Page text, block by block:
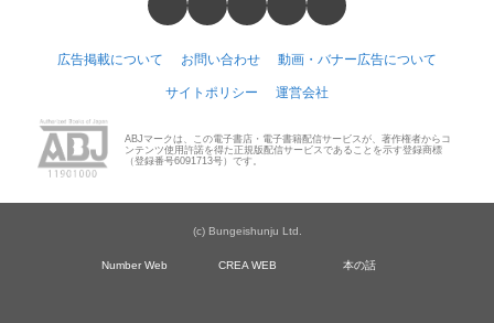
広告掲載について お問い合わせ 動画・バナー広告について
サイトポリシー 運営会社
ABJマークは、この電子書店・電子書籍配信サービスが、著作権者からコ
ンテンツ使用許諾を得た正規版配信サービスであることを示す登録商標
（登録番号6091713号）です。
(c) Bungeishunju Ltd.
Number Web CREA WEB 本の話